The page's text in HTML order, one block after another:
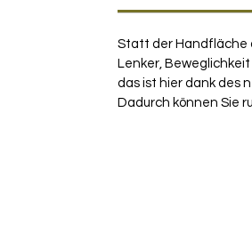
Statt der Handfläche
Lenker,
das ist hier dank des
Dadurch können Sie